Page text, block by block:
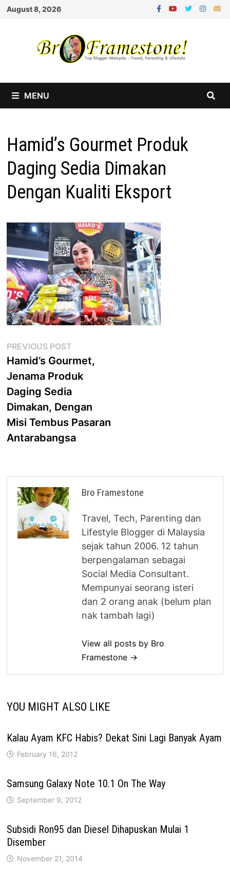
Skip
August 8, 2026
MENU
Hamid’s Gourmet Produk
Daging Sedia Dimakan
Dengan Kualiti Eksport
Post
navigation
PREVIOUS POST
post:
Hamid’s Gourmet,
Jenama Produk
Daging Sedia
Dimakan, Dengan
Misi Tembus Pasaran
Antarabangsa
Bro Framestone
Travel, Tech, Parenting dan
Lifestyle Blogger di Malaysia
sejak tahun 2006. 12 tahun
berpengalaman sebagai
Social Media Consultant.
Mempunyai seorang isteri
dan 2 orang anak (belum plan
nak tambah lagi)
View all posts by Bro
Framestone →
YOU MIGHT ALSO LIKE
Kalau Ayam KFC Habis? Dekat Sini Lagi Banyak Ayam
February 16, 2012
Samsung Galaxy Note 10.1 On The Way
September 9, 2012
Subsidi Ron95 dan Diesel Dihapuskan Mulai 1
Disember
November 21, 2014